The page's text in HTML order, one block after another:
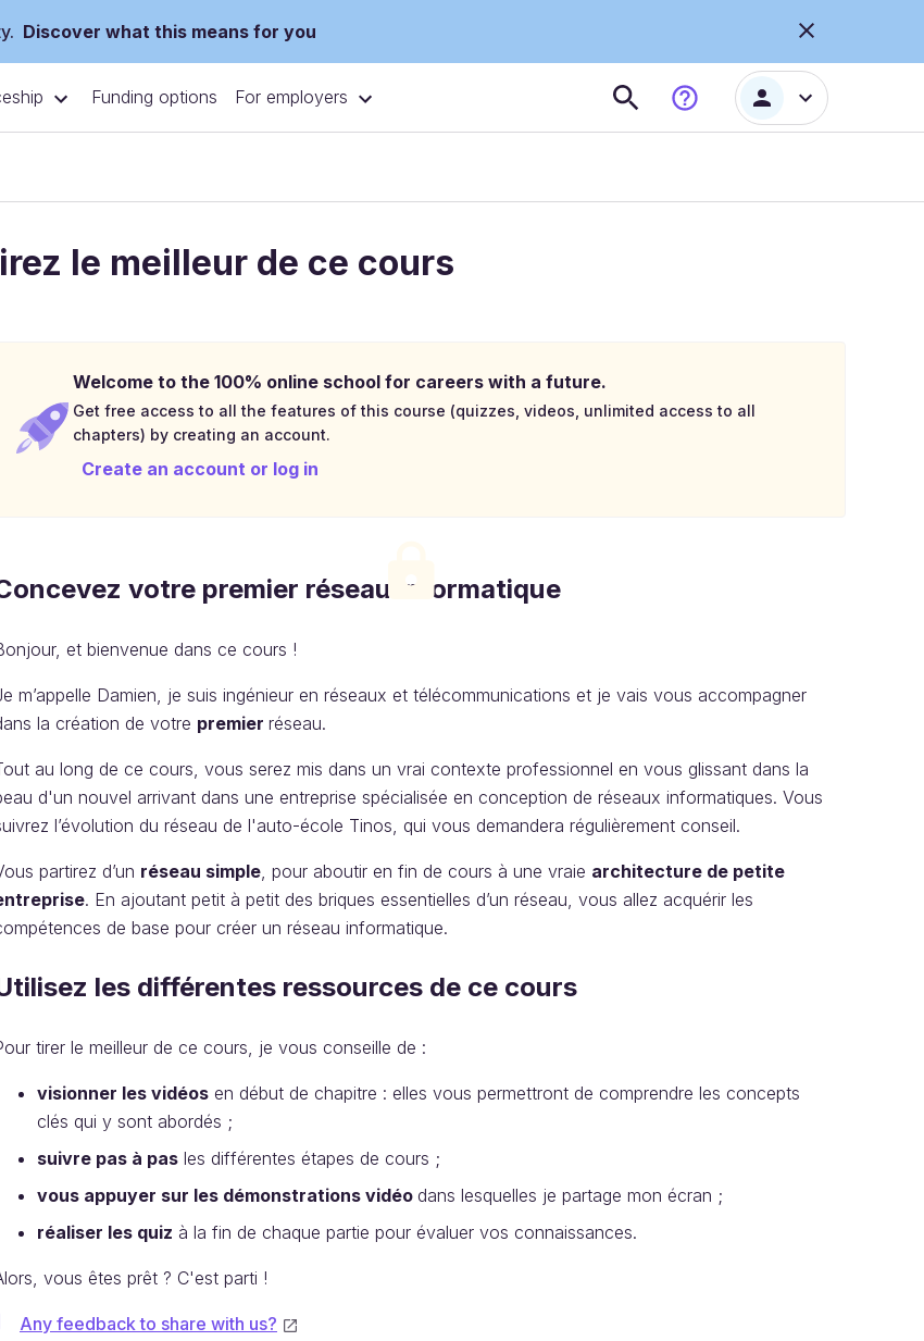
Discover what this means for you
Funding options For employers
le meilleur de ce cours
Welcome to the 100% online school for careers with a future.
Get free access to all the features of this course (quizzes, videos, unlimited access to all
chapters) by creating an account.
Create an account or log in
votre premier réseau informatique
et bienvenue dans ce cours !
m’appelle Damien, je suis ingénieur en réseaux et télécommunications et je vais vous accompagner
la création de votre premier réseau.
au long de ce cours, vous serez mis dans un vrai contexte professionnel en vous glissant dans la
d'un nouvel arrivant dans une entreprise spécialisée en conception de réseaux informatiques. Vous
l’évolution du réseau de l'auto-école Tinos, qui vous demandera régulièrement conseil.
partirez d’un réseau simple, pour aboutir en fin de cours à une vraie architecture de petite
. En ajoutant petit à petit des briques essentielles d’un réseau, vous allez acquérir les
de base pour créer un réseau informatique.
les différentes ressources de ce cours
tirer le meilleur de ce cours, je vous conseille de :
visionner les vidéos en début de chapitre : elles vous permettront de comprendre les concepts
clés qui y sont abordés ;
suivre pas à pas les différentes étapes de cours ;
vous appuyer sur les démonstrations vidéo dans lesquelles je partage mon écran ;
réaliser les quiz à la fin de chaque partie pour évaluer vos connaissances.
vous êtes prêt ? C'est parti !
Any feedback to share with us?